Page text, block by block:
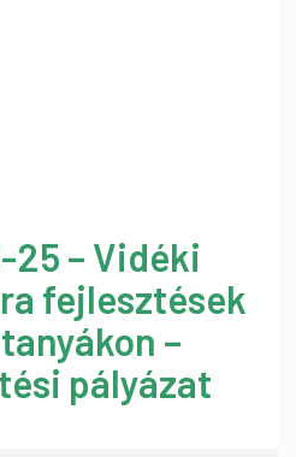
25 – Vidéki
fejlesztések
–
pályázat